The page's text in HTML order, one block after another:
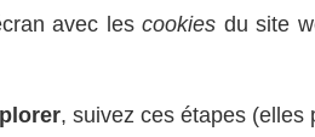
avec lescookies du site
, suivez ces étapes (elles